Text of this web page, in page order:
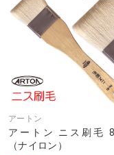
アートン
アートン ニス刷毛
（ナイロン）